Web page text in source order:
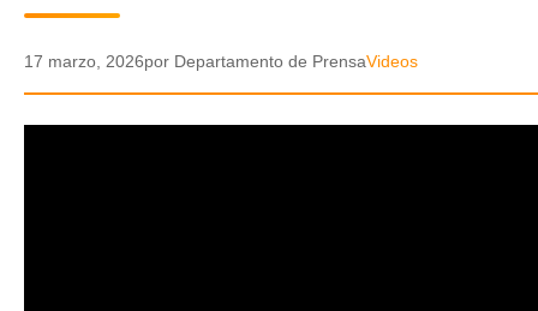
POLICIAL
17 marzo, 2026por Departamento de PrensaVideos